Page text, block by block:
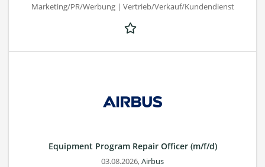
Marketing/PR/Werbung | Vertrieb/Verkauf/Kundendienst
Equipment Program Repair Officer (m/f/d)
03.08.2026,Airbus